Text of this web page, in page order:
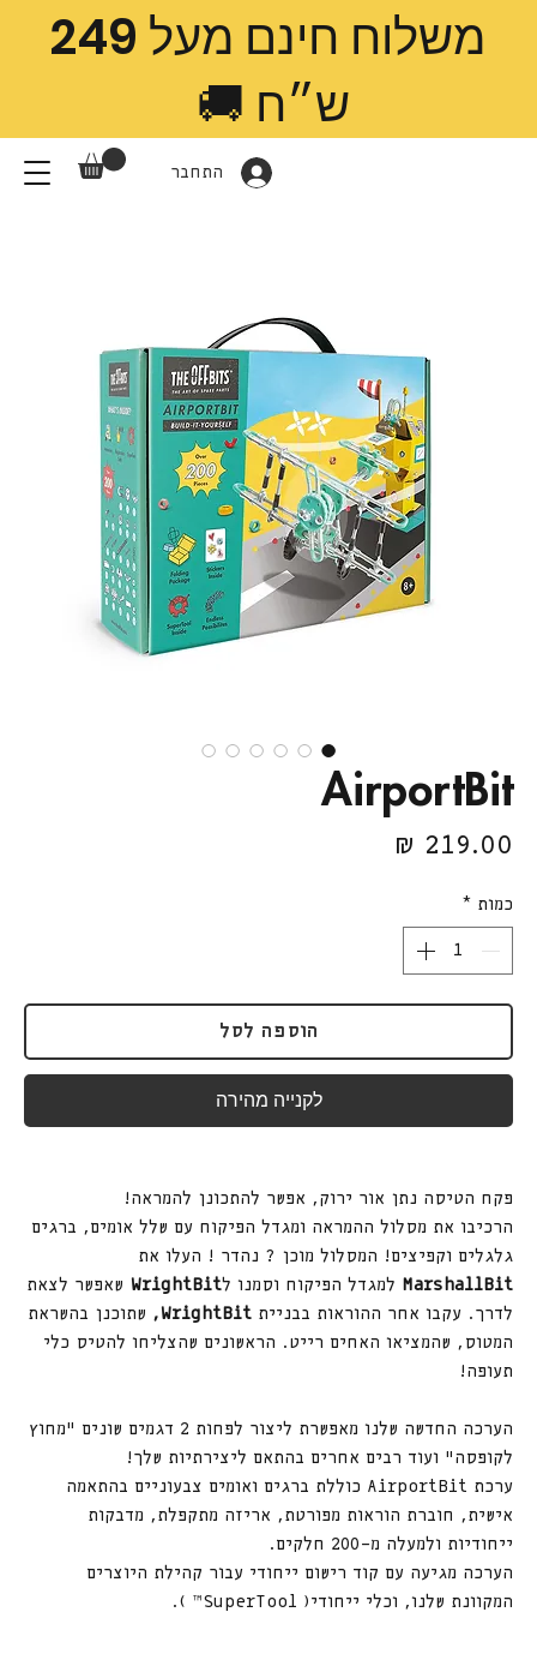
התחבר
משלוח חינם מעל 249
ש״ח 🚚
AirportBit
כמות *
הוספה לסל
לקנייה מהירה
פקח הטיסה נתן אור ירוק, אפשר להתכונן להמראה!
הרכיבו את מסלול ההמראה ומגדל הפיקוח עם שלל אומים, ברגים
גלגלים וקפיצים! המסלול מוכן ? נהדר ! העלו את
MarshallBit
למגדל הפיקוח וסמנו לWrightBit שאפשר לצאת
לדרך. עקבו אחר ההוראות בבניית WrightBit,
שתוכנן בהשראת
המטוס, שהמציאו האחים רייט. הראשונים שהצליחו להטיס כלי
תעופה!
הערכה החדשה שלנו מאפשרת ליצור לפחות 2 דגמים שונים "מחוץ
לקופסה" ועוד רבים אחרים בהתאם ליצירתיות שלך!
ערכת AirportBit כוללת ברגים ואומים צבעוניים בהתאמה
אישית, חוברת הוראות מפורטת, אריזה מתקפלת, מדבקות
ייחודיות ולמעלה מ-200 חלקים.
הערכה מגיעה עם קוד רישום ייחודי עבור קהילת היוצרים
המקוונת שלנו, וכלי ייחודי( SuperTool™ ).